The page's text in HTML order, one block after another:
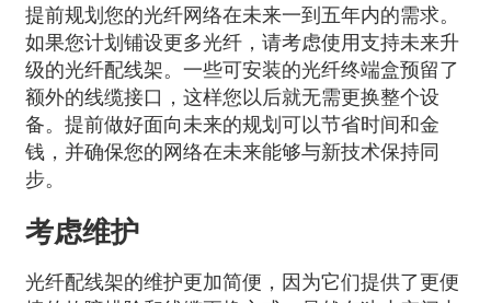
提前规划您的光纤网络在未来一到五年内的需求。
如果您计划铺设更多光纤，请考虑使用支持未来升
级的光纤配线架。一些可安装的光纤终端盒预留了
额外的线缆接口，这样您以后就无需更换整个设
备。提前做好面向未来的规划可以节省时间和金
钱，并确保您的网络在未来能够与新技术保持同
步。
考虑维护
光纤配线架的维护更加简便，因为它们提供了更便